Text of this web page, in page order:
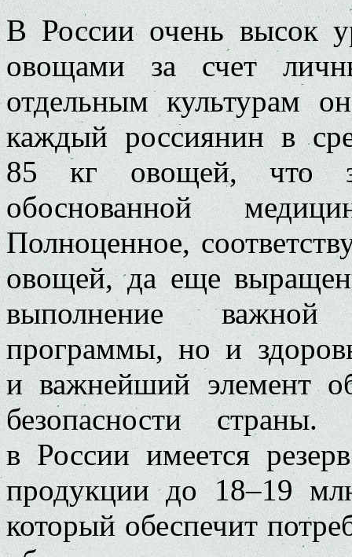
В России очень высок
овощами за счет
отдельным культурам
каждый россиянин в
85 кг овощей, что
обоснованной
Полноценное,
овощей, да еще
выполнение важной
программы, но и
и важнейший элемент
безопасности
в России имеется
продукции до 18–19
который обеспечит